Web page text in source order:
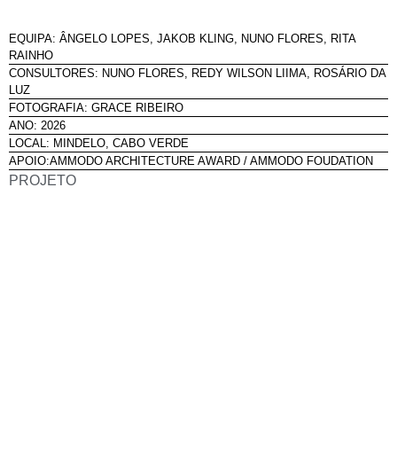
EQUIPA: ÂNGELO LOPES, JAKOB KLING, NUNO FLORES, RITA
RAINHO
CONSULTORES: NUNO FLORES, REDY WILSON LIIMA, ROSÁRIO DA
LUZ
FOTOGRAFIA: GRACE RIBEIRO
ANO: 2026
LOCAL: MINDELO, CABO VERDE
APOIO:AMMODO ARCHITECTURE AWARD / AMMODO FOUDATION
PROJETO